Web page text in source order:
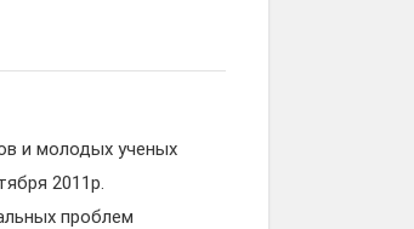
и молодых ученых
2011р.
проблем